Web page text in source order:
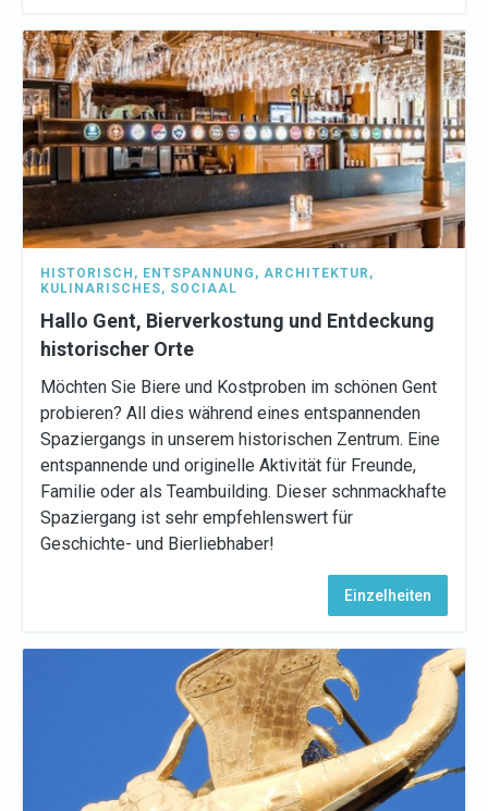
HISTORISCH , ENTSPANNUNG , ARCHITEKTUR ,
KULINARISCHES, SOCIAAL
Hallo Gent, Bierverkostung und Entdeckung
historischer Orte
Möchten Sie Biere und Kostproben im schönen Gent
probieren? All dies während eines entspannenden
Spaziergangs in unserem historischen Zentrum. Eine
entspannende und originelle Aktivität für Freunde,
Familie oder als Teambuilding. Dieser schnmackhafte
Spaziergang ist sehr empfehlenswert für
Geschichte- und Bierliebhaber!
Einzelheiten